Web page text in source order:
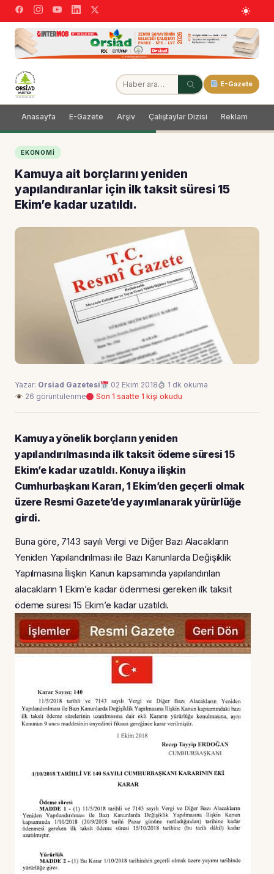
E-Gazete
Anasayfa E-Gazete Arşiv Çalıştaylar Dizisi Reklam
EKONOMI
Kamuya ait borçlarını yeniden
yapılandıranlar için ilk taksit süresi 15
Ekim’e kadar uzatıldı.
Yazar: Orsiad Gazetesi 02 Ekim 2018
1 dk okuma
26 görüntülenme
Son 1 saatte 1 kişi okudu
Kamuya yönelik borçların yeniden
yapılandırılmasında ilk taksit ödeme süresi 15
Ekim’e kadar uzatıldı. Konuya ilişkin
Cumhurbaşkanı Kararı, 1 Ekim’den geçerli olmak
üzere Resmi Gazete’de yayımlanarak yürürlüğe
girdi.
Buna göre, 7143 sayılı Vergi ve Diğer Bazı Alacakların
Yeniden Yapılandırılması ile Bazı Kanunlarda Değişiklik
Yapılmasına İlişkin Kanun kapsamında yapılandırılan
alacakların 1 Ekim’e kadar ödenmesi gereken ilk taksit
ödeme süresi 15 Ekim’e kadar uzatıldı.